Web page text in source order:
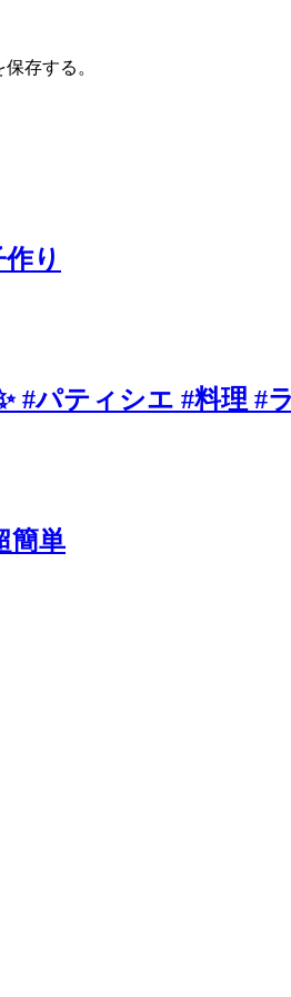
存する。
り
#パティシエ #料理 #
簡単